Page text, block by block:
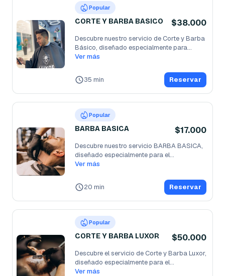
Popular
CORTE Y BARBA BASICO $38.000
Descubre nuestro servicio de Corte y Barba
Básico, diseñado especialmente para...
Ver más
35 min Reservar
Popular
BARBA BASICA $17.000
Descubre nuestro servicio BARBA BASICA,
diseñado especialmente para el...
Ver más
20 min Reservar
Popular
CORTE Y BARBA LUXOR $50.000
Descubre el servicio de Corte y Barba Luxor,
diseñado especialmente para el...
Ver más